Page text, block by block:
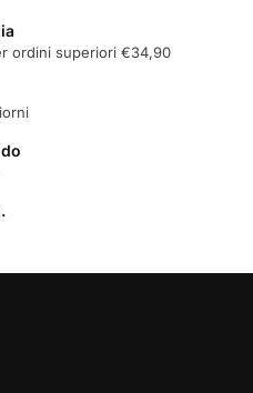
ordini superiori €34,90